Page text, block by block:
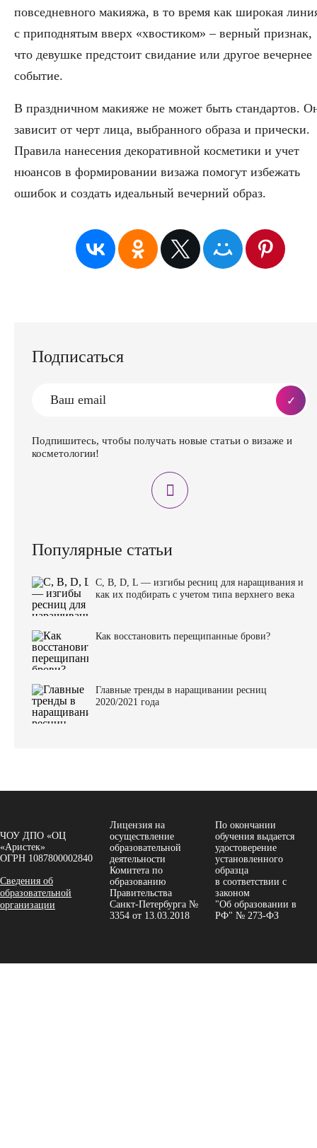
повседневного макияжа, в то время как широкая
с приподнятым вверх «хвостиком» – верный признак,
что девушке предстоит свидание или другое вечернее
событие.
В праздничном макияже не может быть стандартов.
зависит от черт лица, выбранного образа и прически.
Правила нанесения декоративной косметики и учет
нюансов в формировании визажа помогут избежать
ошибок и создать идеальный вечерний образ.
Подписаться
Подпишитесь, чтобы получать новые статьи о визаже и
косметологии!
Популярные статьи
C, B, D, L — изгибы ресниц для наращивания и
как их подбирать с учетом типа верхнего века
Как восстановить перещипанные брови?
Главные тренды в наращивании ресниц
2020/2021 года
ЧОУ ДПО «ОЦ
«Аристек»
ОГРН 1087800002840
Сведения об
образовательной
организации
Лицензия на
осуществление
образовательной
деятельности
Комитета по
образованию
Правительства
Санкт-Петербурга №
3354 от 13.03.2018
По окончании
обучения выдается
удостоверение
установленного
образца
в соответствии с
законом
"Об образовании в
РФ" № 273-ФЗ